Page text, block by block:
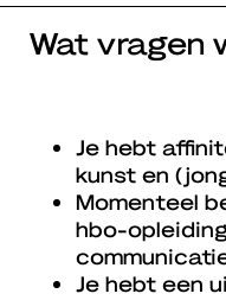
Wat vragen
Je hebt
kunst en
Momenteel
hbo-
Je hebt een